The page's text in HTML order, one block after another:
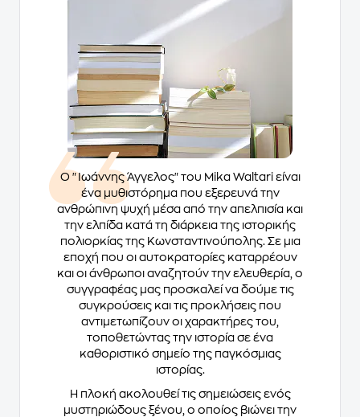
Ο "Ιωάννης Άγγελος" του Mika Waltari είναι
ένα μυθιστόρημα που εξερευνά την
ανθρώπινη ψυχή μέσα από την απελπισία και
την ελπίδα κατά τη διάρκεια της ιστορικής
πολιορκίας της Κωνσταντινούπολης. Σε μια
εποχή που οι αυτοκρατορίες καταρρέουν
και οι άνθρωποι αναζητούν την ελευθερία, ο
συγγραφέας μας προσκαλεί να δούμε τις
συγκρούσεις και τις προκλήσεις που
αντιμετωπίζουν οι χαρακτήρες του,
τοποθετώντας την ιστορία σε ένα
καθοριστικό σημείο της παγκόσμιας
ιστορίας.
Η πλοκή ακολουθεί τις σημειώσεις ενός
μυστηριώδους ξένου, ο οποίος βιώνει την